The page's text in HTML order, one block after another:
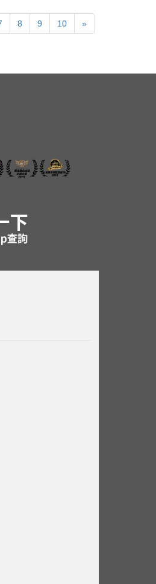
8 9 10 »